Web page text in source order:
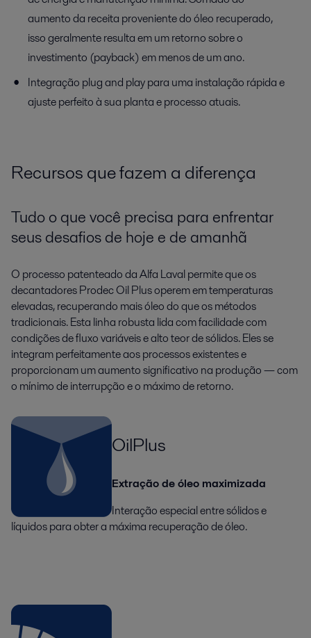
aumento da receita proveniente do óleo recuperado,
isso geralmente resulta em um retorno sobre o
investimento (payback) em menos de um ano.
Integração plug and play para uma instalação rápida e
ajuste perfeito à sua planta e processo atuais.
Recursos que fazem a diferença
Tudo o que você precisa para enfrentar
seus desafios de hoje e de amanhã
O processo patenteado da Alfa Laval permite que os
decantadores Prodec Oil Plus operem em temperaturas
elevadas, recuperando mais óleo do que os métodos
tradicionais. Esta linha robusta lida com facilidade com
condições de fluxo variáveis e alto teor de sólidos. Eles se
integram perfeitamente aos processos existentes e
proporcionam um aumento significativo na produção — com
o mínimo de interrupção e o máximo de retorno.
OilPlus
Extração de óleo maximizada
Interação especial entre sólidos e
líquidos para obter a máxima recuperação de óleo.